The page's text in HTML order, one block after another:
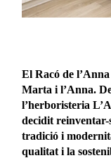
El Racó de
Marta i l’Anna.
l’herboristeria
decidit
tradició i
qualitat i la